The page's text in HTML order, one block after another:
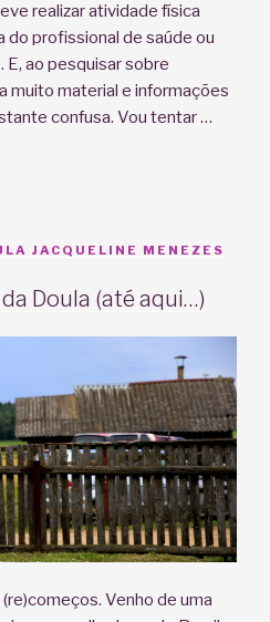
realizar atividade física
profissional de saúde ou
ao pesquisar sobre
muito material e informações
confusa. Vou tentar …
JACQUELINE MENEZES
Doula (até aqui…)
Venho de uma